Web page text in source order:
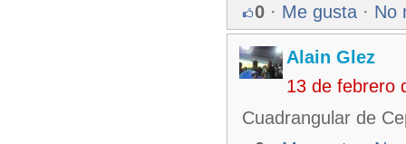
0 · Me gusta · No
Alain Glez
13 de febrero
Cuadrangular de